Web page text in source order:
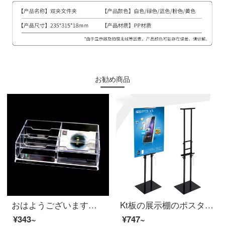
お勧め商品
おはようございます。6つの透明な名刺ホルダーの名刺ケースアクリルビジネスデスクトップの名刺棚オフィス創意的な名刺入れは大容量で約360枚です。
¥343~
Kt板の展示棚のポスタースタンドの広告展示棚の水札立て看板の黒い両面
¥747~